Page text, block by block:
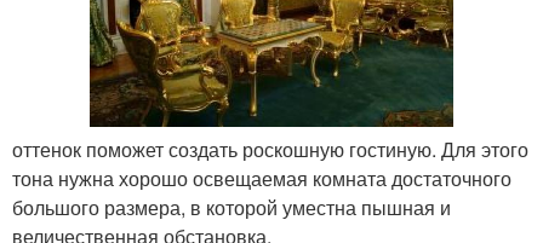
оттенок поможет создать роскошную гостиную. Для этого
тона нужна хорошо освещаемая комната достаточного
большого размера, в которой уместна пышная и
величественная обстановка.